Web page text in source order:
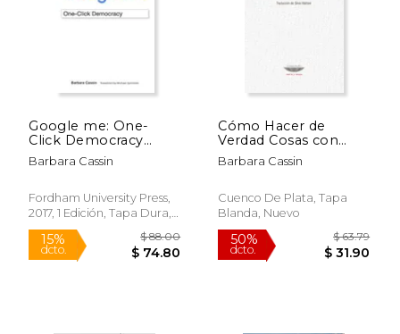
dcto. $ 30.60 dcto.
Google me: One-
Click Democracy
(Meaning Systems)
(en Inglés)
Barbara Cassin
Fordham University Press,
2017, 1 Edición, Tapa Dura,
Nuevo
Cómo Hacer de
Verdad Cosas con
Palabras - Homero,
Gorgias y el Pueblo
Barbara Cassin
Cuenco De Plata, Tapa
Blanda, Nuevo